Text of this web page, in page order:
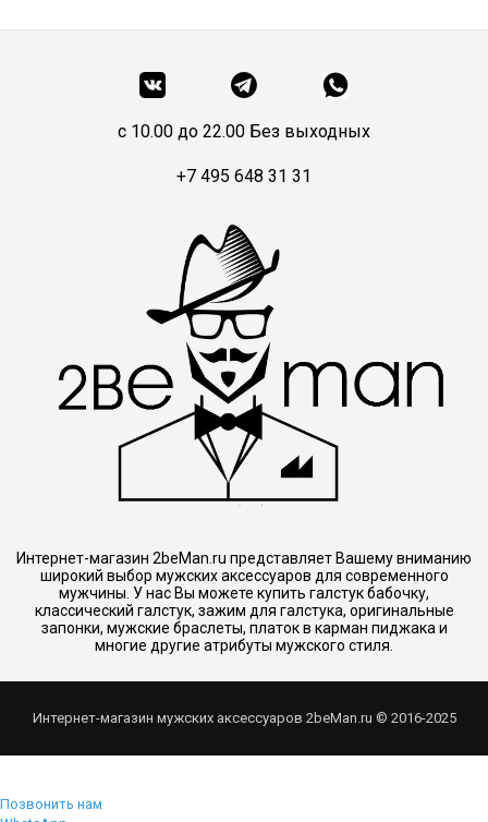
c 10.00 до 22.00 Без выходных
+7 495 648 31 31
Интернет-магазин 2beMan.ru представляет Вашему вниманию
широкий выбор мужских аксессуаров для современного
мужчины. У нас Вы можете купить галстук бабочку,
классический галстук, зажим для галстука, оригинальные
запонки, мужские браслеты, платок в карман пиджака и
многие другие атрибуты мужского стиля.
Интернет-магазин мужских аксессуаров 2beMan.ru © 2016-2025
Позвонить нам